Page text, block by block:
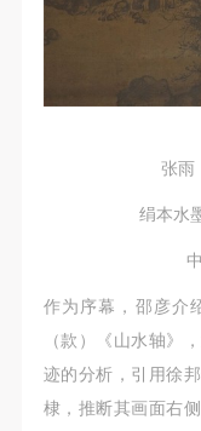
张雨
绢本水
作为序幕，邵彦
（款）《山水轴》
迹的分析，引用徐
棣，推断其画面右
附则
（1）、本协议未
本协议的补充协
（2）、本协议自
（3）、本协议包
份，甲乙双方各执
活动参与者意味着
活动前，必须事
意，同时知晓并
后，视作其家属
我已认真阅读上
附则
（1）、本协议未
本协议的补充协
（2）、本协议自
（3）、本协议包
份，甲乙双方各执
活动参与者意味着
活动前，必须事
意，同时知晓并
后，视作其家属
我已认真阅读上
附则
（1）、本协议未
本协议的补充协
（2）、本协议自
（3）、本协议包
份，甲乙双方各执
活动参与者意味着
活动前，必须事
意，同时知晓并
后，视作其家属
我已认真阅读上